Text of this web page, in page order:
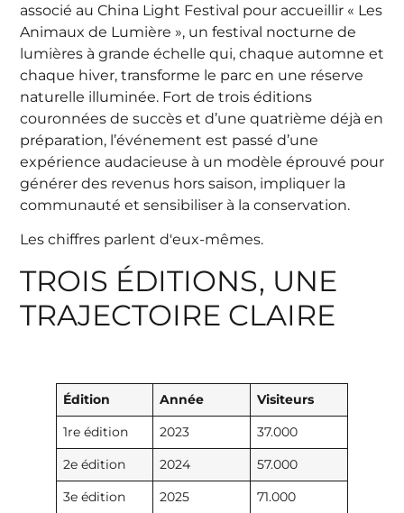
associé au China Light Festival pour accueillir « Les
Animaux de Lumière », un festival nocturne de
lumières à grande échelle qui, chaque automne et
chaque hiver, transforme le parc en une réserve
naturelle illuminée. Fort de trois éditions
couronnées de succès et d’une quatrième déjà en
préparation, l’événement est passé d’une
expérience audacieuse à un modèle éprouvé pour
générer des revenus hors saison, impliquer la
communauté et sensibiliser à la conservation.
Les chiffres parlent d'eux-mêmes.
TROIS ÉDITIONS, UNE
TRAJECTOIRE CLAIRE
Édition Année
Visiteurs
1re édition
2023
37.000
2e édition
2024
57.000
3e édition
2025 71.000